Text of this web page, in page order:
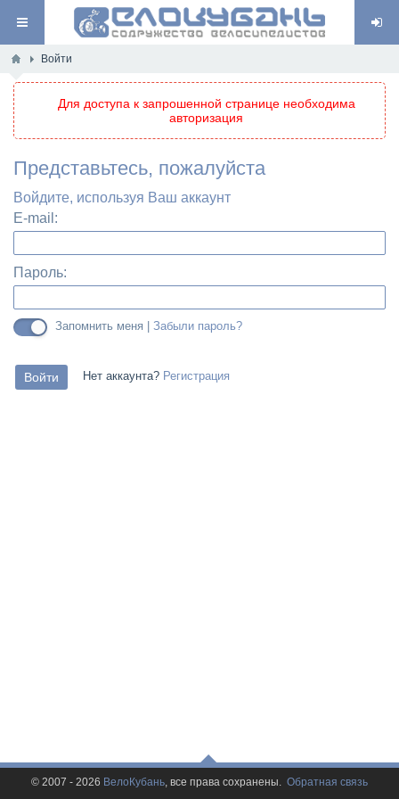
Войти
Для доступа к запрошенной странице необходима
авторизация
Представьтесь, пожалуйста
Войдите, используя Ваш аккаунт
E-mail:
Пароль:
Запомнить меня | Забыли пароль?
Нет аккаунта? Регистрация
© 2007 - 2026 ВелоКубань, все права сохранены. Обратная связь